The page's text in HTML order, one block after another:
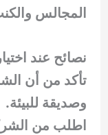
المجالس
نصائح عند
تأكد من أن
وصديقة للبيئة.
اطلب من